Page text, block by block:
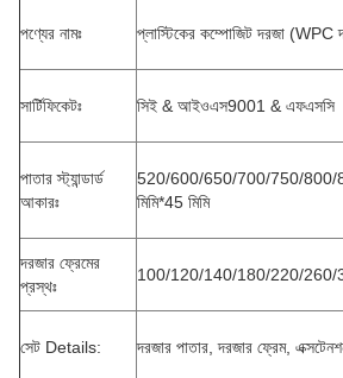
পণ্যের নামঃ প্লাস্টিকের কম্পোজিট দরজা (WPC
সার্টিফিকেটঃ সিই & আইওএস9001 & এফএসসি
পাতার স্ট্যান্ডার্ড
আকারঃ
520/600/650/700/750/800/
মিমি*45 মিমি
দরজার ফ্রেমের
প্রস্থঃ
100/120/140/180/220/260/
সেট Details: দরজার পাতার, দরজার ফ্রেম,